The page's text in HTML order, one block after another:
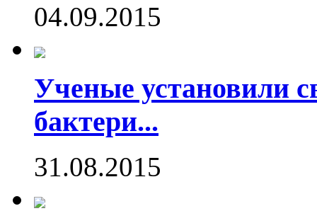
04.09.2015
Ученые установили
бактери...
31.08.2015